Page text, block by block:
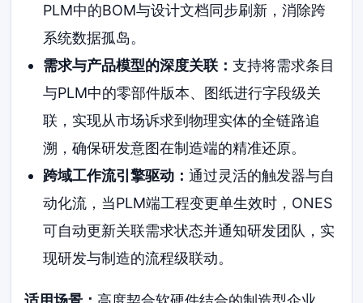
PLM中的BOM与设计文档同步刷新，消除跨
系统数据孤岛。
需求与产品模型的深度关联： 支持将需求条目
与PLM中的零部件版本、图纸进行字段级关
联，实现从市场诉求到物理实体的全链路追
溯，确保研发意图在制造端的精准还原。
跨域工作流引擎驱动： 通过灵活的触发器与自
动化流，当PLM端工程变更单生效时，ONES
可自动更新关联需求状态并通知研发团队，实
现研发与制造的流程级联动。